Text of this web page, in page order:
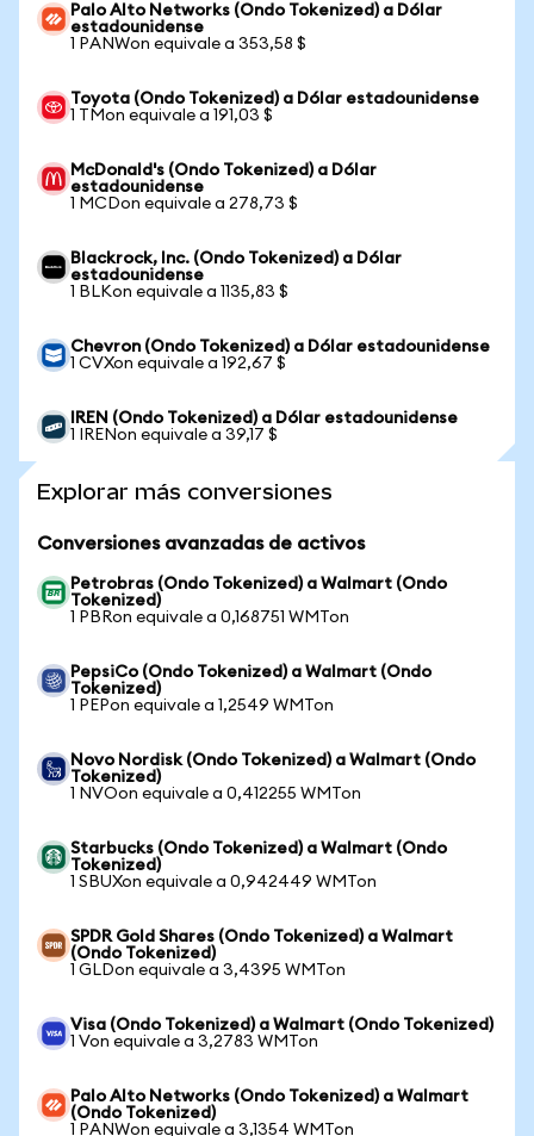
Palo Alto Networks (Ondo Tokenized) a Dólar
estadounidense
1 PANWon equivale a 353,58 $
Toyota (Ondo Tokenized) a Dólar estadounidense
1 TMon equivale a 191,03 $
McDonald's (Ondo Tokenized) a Dólar
estadounidense
1 MCDon equivale a 278,73 $
Blackrock, Inc. (Ondo Tokenized) a Dólar
estadounidense
1 BLKon equivale a 1135,83 $
Chevron (Ondo Tokenized) a Dólar estadounidense
1 CVXon equivale a 192,67 $
IREN (Ondo Tokenized) a Dólar estadounidense
1 IRENon equivale a 39,17 $
Explorar más conversiones
Conversiones avanzadas de activos
Petrobras (Ondo Tokenized) a Walmart (Ondo
Tokenized)
1 PBRon equivale a 0,168751 WMTon
PepsiCo (Ondo Tokenized) a Walmart (Ondo
Tokenized)
1 PEPon equivale a 1,2549 WMTon
Novo Nordisk (Ondo Tokenized) a Walmart (Ondo
Tokenized)
1 NVOon equivale a 0,412255 WMTon
Starbucks (Ondo Tokenized) a Walmart (Ondo
Tokenized)
1 SBUXon equivale a 0,942449 WMTon
SPDR Gold Shares (Ondo Tokenized) a Walmart
(Ondo Tokenized)
1 GLDon equivale a 3,4395 WMTon
Visa (Ondo Tokenized) a Walmart (Ondo Tokenized)
1 Von equivale a 3,2783 WMTon
Palo Alto Networks (Ondo Tokenized) a Walmart
(Ondo Tokenized)
1 PANWon equivale a 3,1354 WMTon